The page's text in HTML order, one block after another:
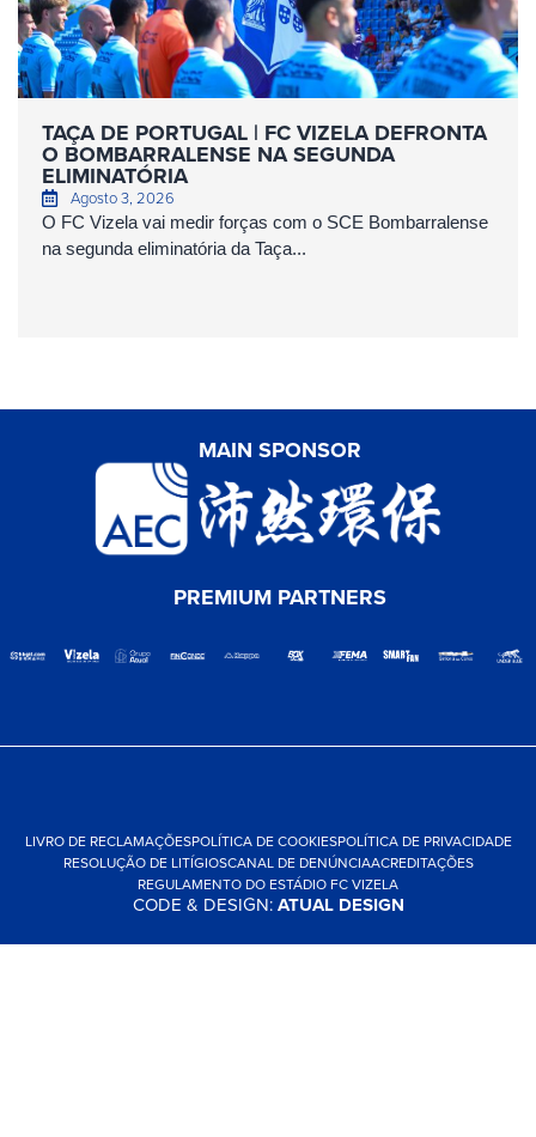
TAÇA DE PORTUGAL | FC VIZELA DEFRONTA
O BOMBARRALENSE NA SEGUNDA
ELIMINATÓRIA
Agosto 3, 2026
O FC Vizela vai medir forças com o SCE Bombarralense
na segunda eliminatória da Taça...
MAIN SPONSOR
PREMIUM PARTNERS
LIVRO DE RECLAMAÇÕESPOLÍTICA DE COOKIESPOLÍTICA DE PRIVACIDADE
RESOLUÇÃO DE LITÍGIOSCANAL DE DENÚNCIAACREDITAÇÕES
REGULAMENTO DO ESTÁDIO FC VIZELA
CODE & DESIGN:ATUAL DESIGN